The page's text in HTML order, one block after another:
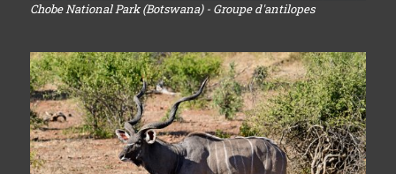
Chobe National Park (Botswana) - Groupe d'antilopes